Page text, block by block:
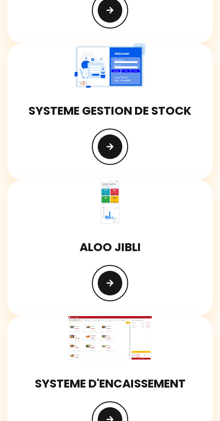
SYSTEME GESTION DE STOCK
ALOO JIBLI
SYSTEME D'ENCAISSEMENT